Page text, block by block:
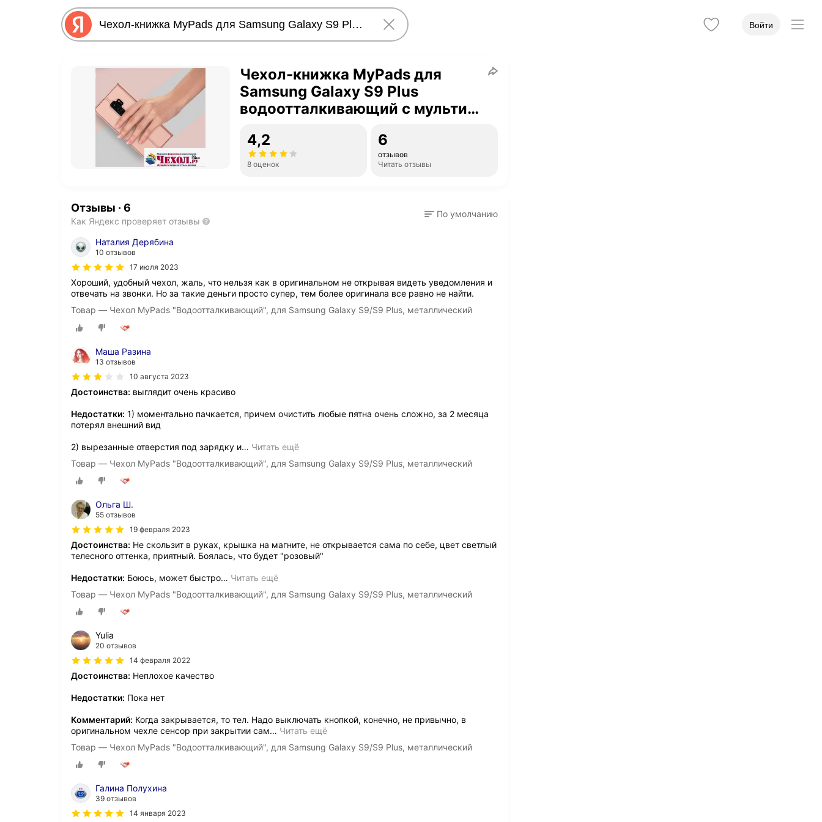
Войти
Чехол-книжка MyPads для
Samsung Galaxy S9 Plus
водоотталкивающий с мульти-
металлической основе розовый
4,2
8 оценок
6
отзывов
Читать отзывы
Отзывы · 6
Как Яндекс проверяет отзывы
По умолчанию
Наталия Дерябина
10 отзывов
17 июля 2023
Хороший, удобный чехол, жаль, что нельзя как в оригинальном не открывая видеть уведомления и
отвечать на звонки. Но за такие деньги просто супер, тем более оригинала все равно не найти.
Товар — Чехол MyPads "Водоотталкивающий", для Samsung Galaxy S9/S9 Plus, металлический
Маша Разина
13 отзывов
10 августа 2023
Достоинства: выглядит очень красиво
Недостатки: 1) моментально пачкается, причем очистить любые пятна очень сложно, за 2 месяца
потерял внешний вид
2) вырезанные отверстия под зарядку и… Читать ещё
Товар — Чехол MyPads "Водоотталкивающий", для Samsung Galaxy S9/S9 Plus, металлический
Ольга Ш.
55 отзывов
19 февраля 2023
Достоинства: Не скользит в руках, крышка на магните, не открывается сама по себе, цвет светлый
телесного оттенка, приятный. Боялась, что будет "розовый"
Недостатки: Боюсь, может быстро… Читать ещё
Товар — Чехол MyPads "Водоотталкивающий", для Samsung Galaxy S9/S9 Plus, металлический
Yulia
20 отзывов
14 февраля 2022
Достоинства: Неплохое качество
Недостатки: Пока нет
Комментарий: Когда закрывается, то тел. Надо выключать кнопкой, конечно, не привычно, в
оригинальном чехле сенсор при закрытии сам… Читать ещё
Товар — Чехол MyPads "Водоотталкивающий", для Samsung Galaxy S9/S9 Plus, металлический
Галина Полухина
39 отзывов
14 января 2023